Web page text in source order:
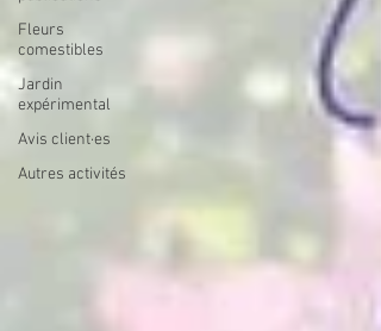
Fleurs
comestibles
Jardin
expérimental
Avis client·es
Autres activités